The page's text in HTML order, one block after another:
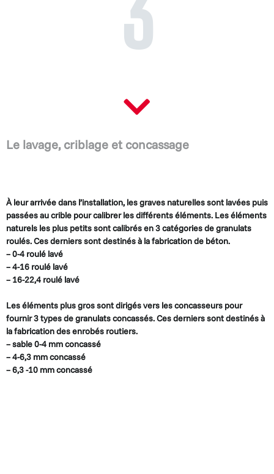
Le lavage, criblage et concassage
À leur arrivée dans l’installation, les graves naturelles sont lavées puis
passées au crible pour calibrer les dif­férents éléments. Les éléments
naturels les plus petits sont calibrés en 3 catégories de granulats
roulés. Ces derniers sont destinés à la fabrication de béton.
– 0-4 roulé lavé
– 4-16 roulé lavé
– 16-22,4 roulé lavé
Les éléments plus gros sont dirigés vers les concas­seurs pour
fournir 3 types de granulats concas­sés. Ces derniers sont destinés à
la fabrication des enrobés routiers.
– sable 0-4 mm concassé
– 4-6,3 mm concassé
– 6,3 -10 mm concassé